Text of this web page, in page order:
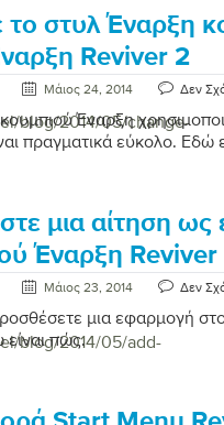
blog/2014/05/change-
το στυλ Έναρξη
Reviver 2
Μάιος 24, 2014 Δεν
Έναρξη
πραγματικά εύκολο. Εδώ
blog/2014/05/add-
μια αίτηση ως
Έναρξη Reviver
Μάιος 23, 2014 Δεν
μια εφαρμογή
πώς.